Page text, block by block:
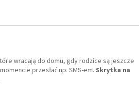
wracają do domu, gdy rodzice są jeszcze
przesłać np. SMS-em. Skrytka na